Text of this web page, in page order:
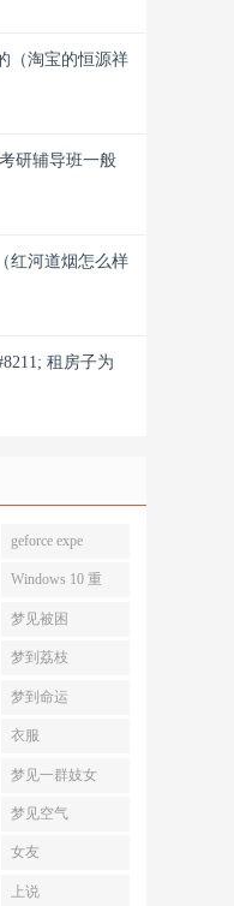
（淘宝的恒源祥
研辅导班一般
红河道烟怎么样
租房子为
geforce expe
Windows 10 重
梦见被困
梦到荔枝
梦到命运
衣服
梦见一群妓女
梦见空气
女友
上说